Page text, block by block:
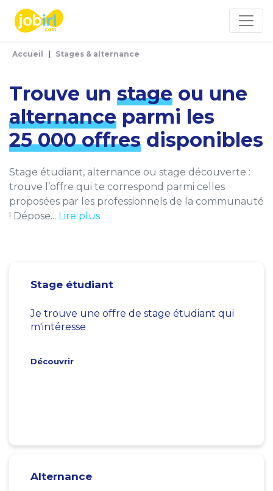
Accueil Stages & alternance
Trouve un stage ou une
alternance parmi les
25 000 offres disponibles
Stage étudiant, alternance ou stage découverte :
trouve l’offre qui te correspond parmi celles
proposées par les professionnels de la communauté
! Dépose... Lire plus
Stage étudiant
Je trouve une offre de stage étudiant qui
m'intéresse
Découvrir
Alternance
Panneau de gestion des cookies